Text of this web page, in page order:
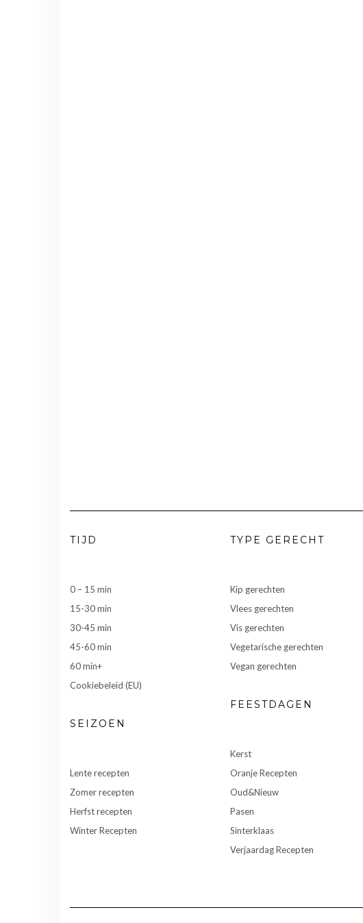
TIJD
0 – 15 min
15-30 min
30-45 min
45-60 min
60 min+
Cookiebeleid (EU)
SEIZOEN
Lente recepten
Zomer recepten
Herfst recepten
Winter Recepten
TYPE GERECHT
Kip gerechten
Vlees gerechten
Vis gerechten
Vegetarische gerechten
Vegan gerechten
FEESTDAGEN
Kerst
Oranje Recepten
Oud&Nieuw
Pasen
Sinterklaas
Verjaardag Recepten